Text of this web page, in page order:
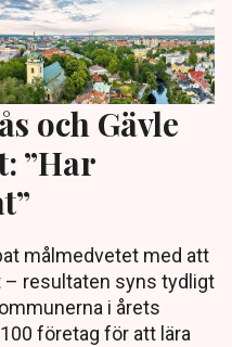
och Gävle
”Har
målmedvetet med att
resultaten syns tydligt
i årets
företag för att lära